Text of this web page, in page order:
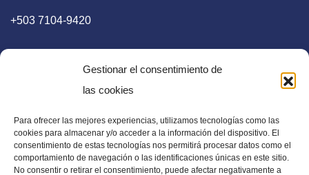
Gestionar el consentimiento de
las cookies
Para ofrecer las mejores experiencias, utilizamos tecnologías como las
cookies para almacenar y/o acceder a la información del dispositivo. El
consentimiento de estas tecnologías nos permitirá procesar datos como el
comportamiento de navegación o las identificaciones únicas en este sitio.
No consentir o retirar el consentimiento, puede afectar negativamente a
+503 7104-9420
E-mail
diaadia.redaccion@gmail.com